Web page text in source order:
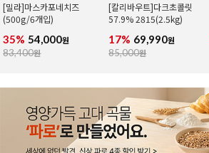
[밀라]마스카포네치즈
(500g/6개입)
35% 54,000원
83,400원
[칼리바우트]다크초콜릿
57.9% 2815(2.5kg)
17% 69,990원
85,000원